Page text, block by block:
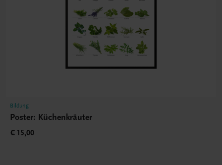
Bildung
Poster: Küchenkräuter
€ 15,00